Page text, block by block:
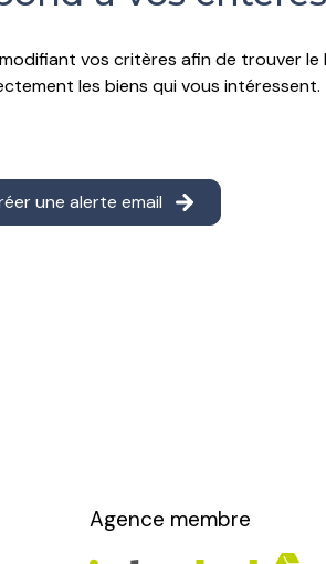
vos critères afin de trouver
les biens qui vous intéressent.
une alerte email
Agence membre